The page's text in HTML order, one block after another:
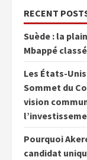
RECENT
Suède : la
Mbappé
Les États-
Sommet du
vision
Pourquoi
candidat